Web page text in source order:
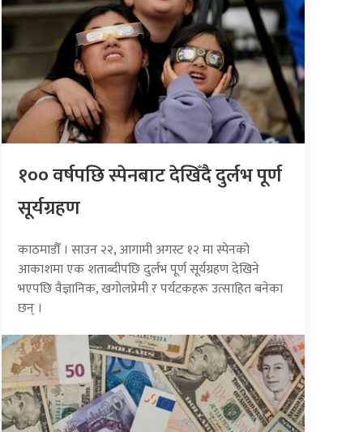
१०० वर्षपछि स्पेनबाट देखिँदै दुर्लभ पूर्ण
सूर्यग्रहण
काठमाडौँ । साउन २२, आगामी अगस्ट १२ मा स्पेनको
आकाशमा एक शताब्दीपछि दुर्लभ पूर्ण सूर्यग्रहण देखिने
भएपछि वैज्ञानिक, खगोलप्रेमी र पर्यटकहरू उत्साहित बनेका
छन् ।